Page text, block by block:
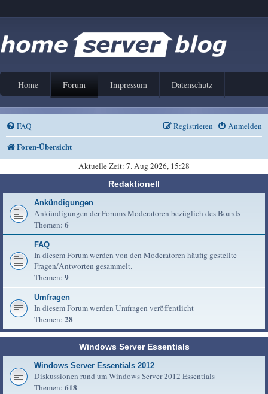
Home Forum Impressum Datenschutz
FAQ Anmelden
Registrieren
Foren-Übersicht
Aktuelle Zeit: 7. Aug 2026, 15:28
Redaktionell
Ankündigungen
Ankündigungen der Forums Moderatoren bezüglich des Boards
Themen: 6
FAQ
In diesem Forum werden von den Moderatoren häufig gestellte
Fragen/Antworten gesammelt.
Themen: 9
Umfragen
In diesem Forum werden Umfragen veröffentlicht
Themen: 28
Windows Server Essentials
Windows Server Essentials 2012
Diskussionen rund um Windows Server 2012 Essentials
Themen: 618